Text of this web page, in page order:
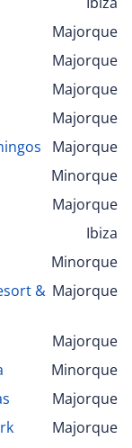
Majorque
Majorque
Majorque
Majorque
Majorque
Minorque
Majorque
Ibiza
Minorque
& Majorque
Majorque
Minorque
Majorque
Majorque